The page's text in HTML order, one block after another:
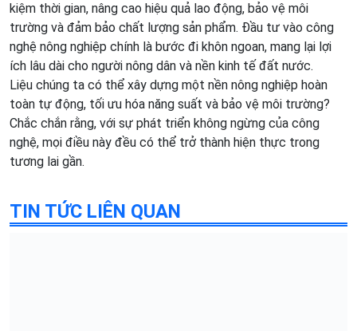
kiệm thời gian, nâng cao hiệu quả lao động, bảo vệ môi
trường và đảm bảo chất lượng sản phẩm. Đầu tư vào công
nghệ nông nghiệp chính là bước đi khôn ngoan, mang lại lợi
ích lâu dài cho người nông dân và nền kinh tế đất nước.
Liệu chúng ta có thể xây dựng một nền nông nghiệp hoàn
toàn tự động, tối ưu hóa năng suất và bảo vệ môi trường?
Chắc chắn rằng, với sự phát triển không ngừng của công
nghệ, mọi điều này đều có thể trở thành hiện thực trong
tương lai gần.
TIN TỨC LIÊN QUAN